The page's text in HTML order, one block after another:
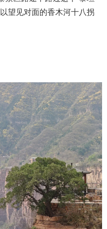
望见对面的香木河十八拐